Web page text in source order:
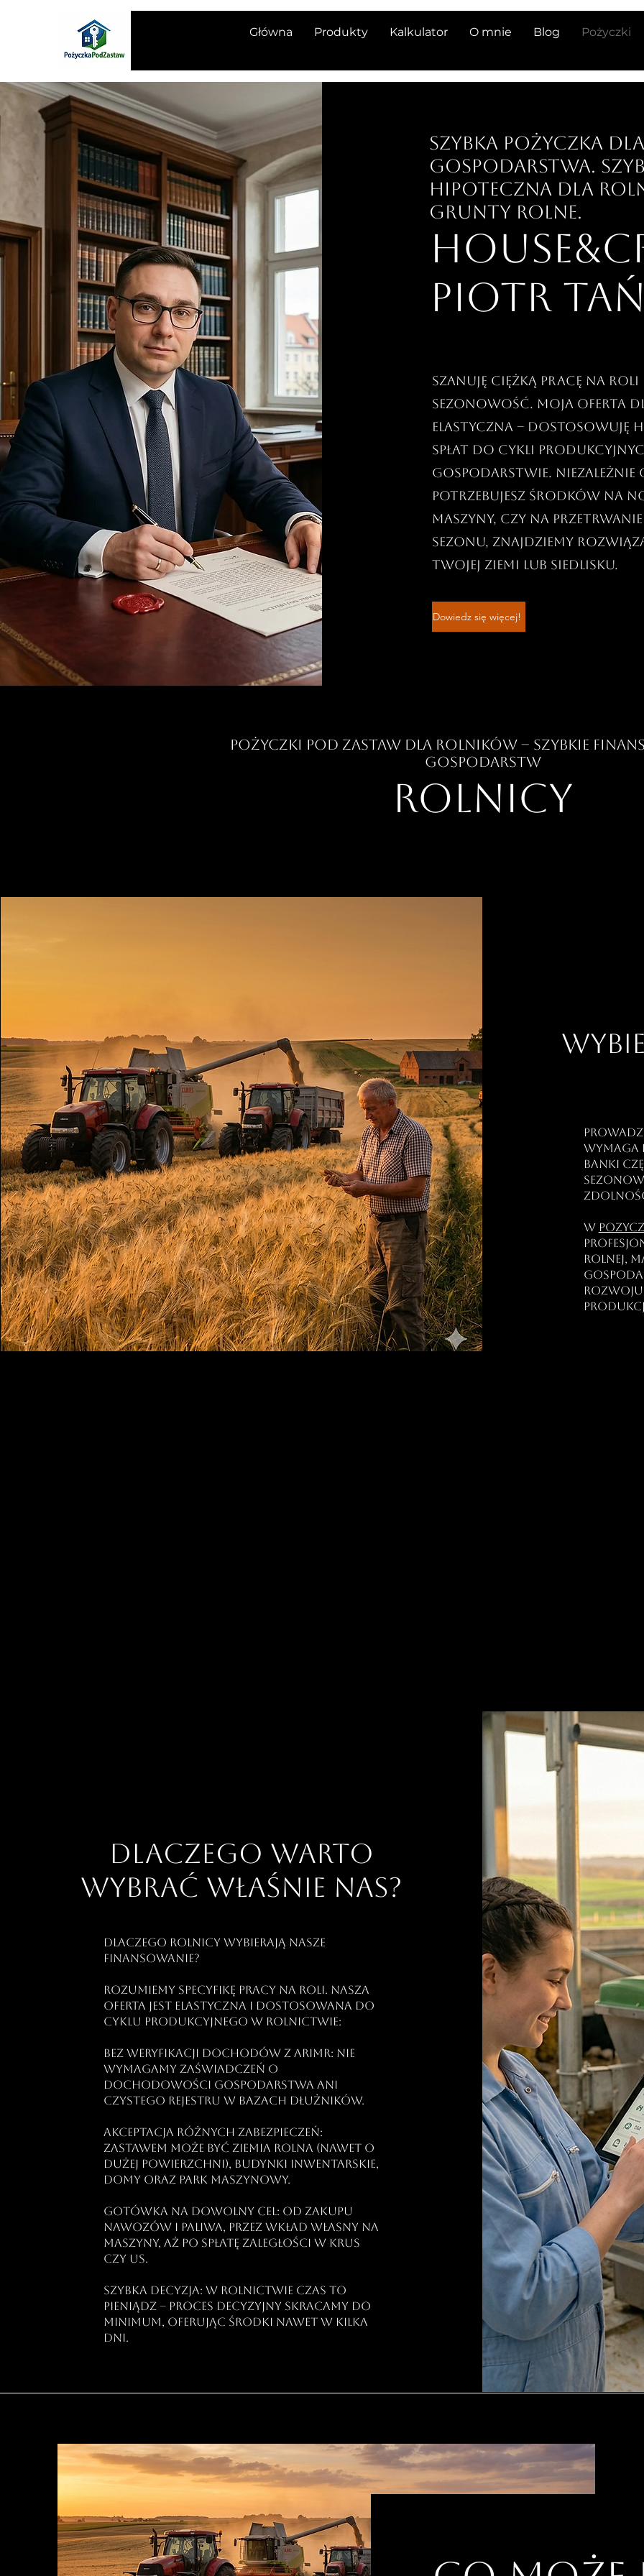
Główna Produkty Kalkulator O mnie Blog Pożyczki
Szybka pożyczka
gospodarstwa.
hipoteczna dla
grunty rolne.
Piotr
Szanuję ciężką pracę na roli
sezonowość. Moja oferta
elastyczna – dostosowuję
spłat do cykli
gospodarstwie. Niezależnie
potrzebujesz środków na
maszyny, czy na
sezonu, znajdziemy
Twojej ziemi lub siedlisku.
Dowiedz się więcej!
Pożyczki pod zastaw dla rolników – Szybkie
gospodarstw
Rolnicy
wymaga
banki
W
rolnej,
rozwoju
Dlaczego warto
wybrać właśnie nas?
Dlaczego rolnicy wybierają nasze
finansowanie?
Rozumiemy specyfikę pracy na roli. Nasza
oferta jest elastyczna i dostosowana do
cyklu produkcyjnego w rolnictwie:
Bez weryfikacji dochodów z ARiMR: Nie
wymagamy zaświadczeń o
dochodowości gospodarstwa ani
czystego rejestru w bazach dłużników.
Akceptacja różnych zabezpieczeń:
Zastawem może być ziemia rolna (nawet o
dużej powierzchni), budynki inwentarskie,
domy oraz park maszynowy.
Gotówka na dowolny cel: Od zakupu
nawozów i paliwa, przez wkład własny na
maszyny, aż po spłatę zaległości w KRUS
czy US.
Szybka decyzja: W rolnictwie czas to
pieniądz – proces decyzyjny skracamy do
minimum, oferując środki nawet w kilka
dni.